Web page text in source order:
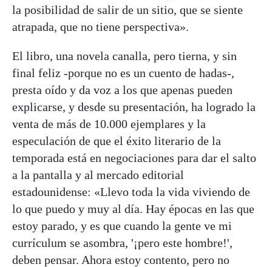
la posibilidad de salir de un sitio, que se siente
atrapada, que no tiene perspectiva».
El libro, una novela canalla, pero tierna, y sin
final feliz -porque no es un cuento de hadas-,
presta oído y da voz a los que apenas pueden
explicarse, y desde su presentación, ha logrado la
venta de más de 10.000 ejemplares y la
especulación de que el éxito literario de la
temporada está en negociaciones para dar el salto
a la pantalla y al mercado editorial
estadounidense: «Llevo toda la vida viviendo de
lo que puedo y muy al día. Hay épocas en las que
estoy parado, y es que cuando la gente ve mi
currículum se asombra, '¡pero este hombre!',
deben pensar. Ahora estoy contento, pero no